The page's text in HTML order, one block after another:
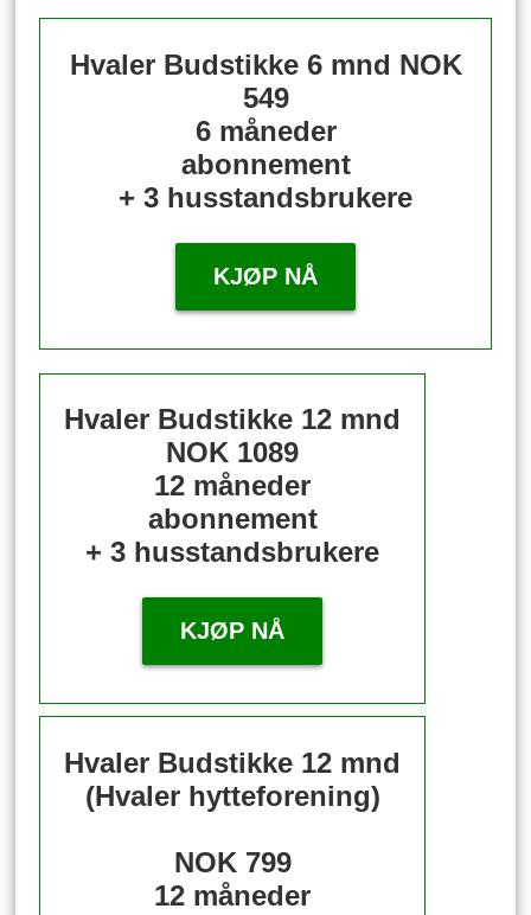
Hvaler Budstikke 6 mnd NOK
549
6 måneder
abonnement
+ 3 husstandsbrukere
KJØP NÅ
Hvaler Budstikke 12 mnd
NOK 1089
12 måneder
abonnement
+ 3 husstandsbrukere
KJØP NÅ
Hvaler Budstikke 12 mnd
(Hvaler hytteforening)
NOK 799
12 måneder